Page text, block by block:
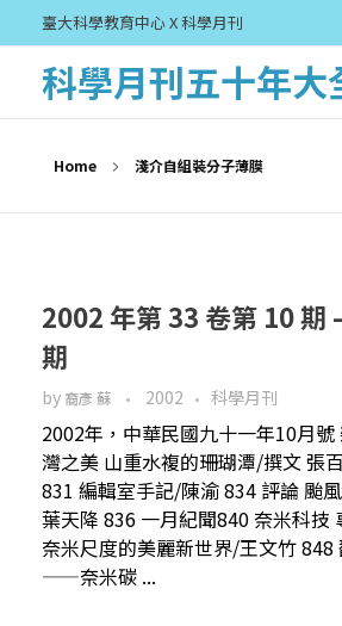
臺大科學教育中心 X 科學月刊
科學月刊五十年大
Home 淺介自組裝分子薄膜
2002 年第 33 卷第 10 期
期
by 裔彥 蘇 2002 科學月刊
2002年，中華民國九十一年10月號
灣之美 山重水複的珊瑚潭/撰文 張
831 編輯室手記/陳渝 834 評論 颱
葉天降 836 一月紀聞840 奈米科技
奈米尺度的美麗新世界/王文竹 848
——奈米碳 ...